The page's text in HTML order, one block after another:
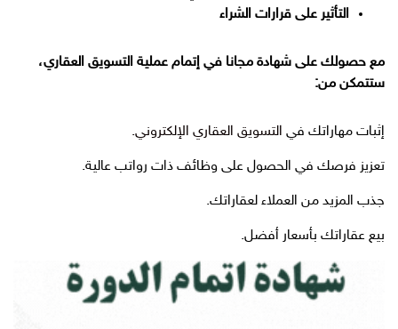
التأثير على قرارات الشراء
مع حصولك على شهادة مجانا في إتمام عملية التسويق العقاري،
ستتمكن من:
إثبات مهاراتك في التسويق العقاري الإلكتروني.
تعزيز فرصك في الحصول على وظائف ذات رواتب عالية.
جذب المزيد من العملاء لعقاراتك.
بيع عقاراتك بأسعار أفضل.